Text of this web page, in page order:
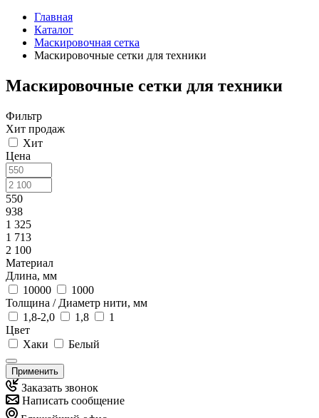
Главная
Каталог
Маскировочная сетка
Маскировочные сетки для техники
Маскировочные сетки для техники
Фильтр
Хит продаж
Хит
Цена
550
938
1 325
1 713
2 100
Материал
Длина, мм
10000
1000
Толщина / Диаметр нити, мм
1,8-2,0
1,8
1
Цвет
Хаки
Белый
Применить
Заказать звонок
Написать сообщение